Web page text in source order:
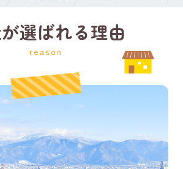
選ばれる理由
reason